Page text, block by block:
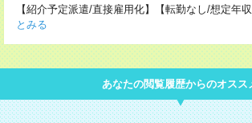
【紹介予定派遣/直接雇用化】【転勤なし/想定年
とみる
あなたの閲覧履歴からのオスス